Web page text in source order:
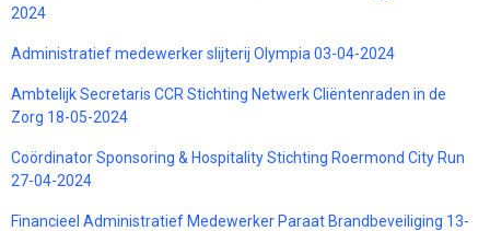
2024
Administratief medewerker slijterij Olympia 03-04-2024
Ambtelijk Secretaris CCR Stichting Netwerk Cliëntenraden in de
Zorg 18-05-2024
Coördinator Sponsoring & Hospitality Stichting Roermond City Run
27-04-2024
Financieel Administratief Medewerker Paraat Brandbeveiliging 13-